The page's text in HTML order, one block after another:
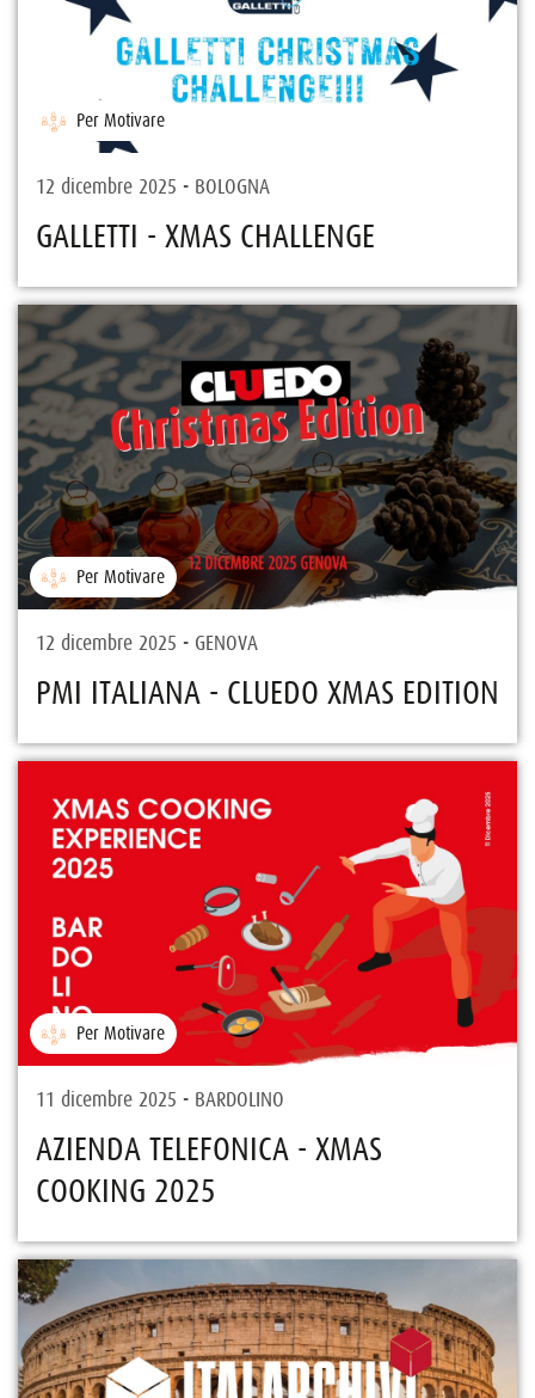
Per Motivare
12 dicembre 2025 - BOLOGNA
GALLETTI - XMAS CHALLENGE
Per Motivare
12 dicembre 2025 - GENOVA
PMI ITALIANA - CLUEDO XMAS EDITION
Per Motivare
11 dicembre 2025 - BARDOLINO
AZIENDA TELEFONICA - XMAS
COOKING 2025